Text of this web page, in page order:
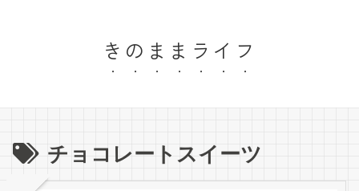
きのままライフ
チョコレートスイーツ